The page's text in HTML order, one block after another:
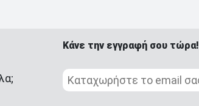
Κάνε την εγγραφή σου τώρα!